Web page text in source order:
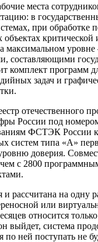
места
в
при обработке
максимальном
составляющими
комплект программ
задач и
отечественного
России под
ФСТЭК России
систем типа «А»
доверия.
с 2800
и рассчитана на одну
или
относится
выйдет, система
ней поступать не